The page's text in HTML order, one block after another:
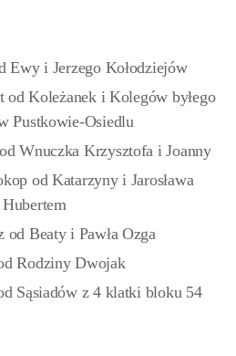
Ewy i Jerzego Kołodziejów
od Koleżanek i Kolegów byłego
Pustkowie-Osiedlu
Wnuczka Krzysztofa i Joanny
od Katarzyny i Jarosława
od Beaty i Pawła Ozga
Rodziny Dwojak
Sąsiadów z 4 klatki bloku 54